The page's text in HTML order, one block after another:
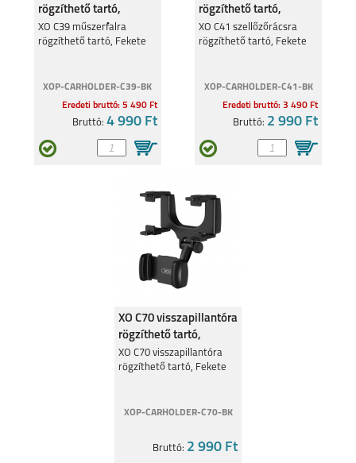
rögzíthető tartó,
Fekete
XO C39 műszerfalra
rögzíthető tartó, Fekete
XOP-CARHOLDER-C39-BK
Eredeti bruttó: 5 490 Ft
Bruttó: 4 990 Ft
rögzíthető tartó,
Fekete
XO C41 szellőzőrácsra
rögzíthető tartó, Fekete
XOP-CARHOLDER-C41-BK
Eredeti bruttó: 3 490 Ft
Bruttó: 2 990 Ft
XO C70 visszapillantóra
rögzíthető tartó,
Fekete
XO C70 visszapillantóra
rögzíthető tartó, Fekete
XOP-CARHOLDER-C70-BK
Bruttó: 2 990 Ft